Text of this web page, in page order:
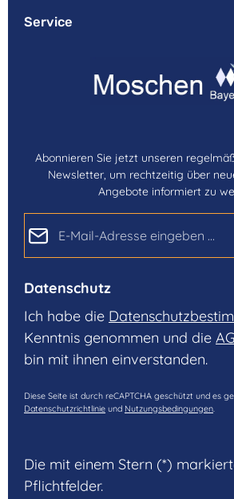
Service
Abonnieren Sie jetzt unseren
Newsletter, um rechtzeitig über
Angebote informiert zu
Datenschutz
Ich habe die
Kenntnis genommen und die
bin mit ihnen einverstanden.
Diese Seite ist durch reCAPTCHA geschützt und es
Datenschutzrichtlinie und Nutzungsbedingungen.
Die mit einem Stern (*)
Pflichtfelder.